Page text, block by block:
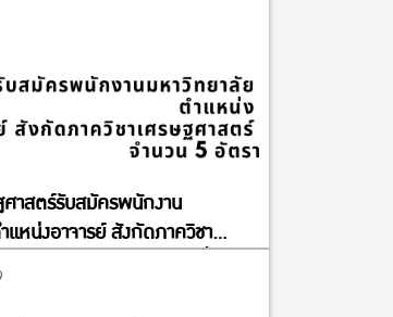
ศาสตร์รับสมัครพนักงาน
แหน่งอาจารย์ สังกัดภาควิชา
ำนวน 5 อัตรา ได้ตั้งแต่บัดนี้จนถึง
ายน พ.ศ. 2569